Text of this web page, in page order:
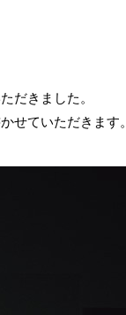
だきました。
せていただきます。